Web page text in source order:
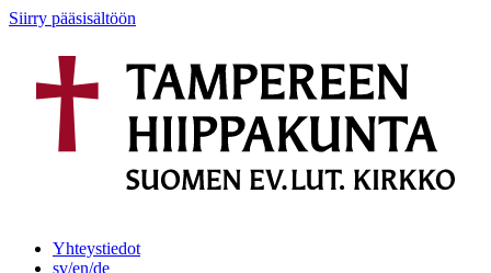
Siirry pääsisältöön
Yhteystiedot
sv/en/de